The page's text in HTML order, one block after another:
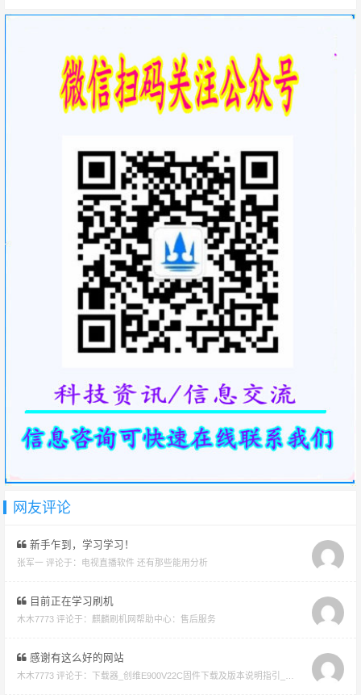
网友评论
新手乍到，学习学习！
张军一 评论于： 电视直播软件 还有那些能用分析
目前正在学习刷机
木木7773 评论于： 麒麟刷机网帮助中心：售后服务
感谢有这么好的网站
木木7773 评论于： 下载器_创维E900V22C固件下载及版本说明指引_看好在下载避免刷成砖